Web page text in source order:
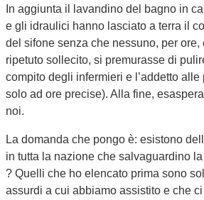
In aggiunta il lavandino del bagno in
e gli idraulici hanno lasciato a terra il
del sifone senza che nessuno, per ore,
ripetuto sollecito, si premurasse di
compito degli infermieri e l’addetto
solo ad ore precise). Alla fine,
noi.
La domanda che pongo è: esistono
in tutta la nazione che salvaguardino
? Quelli che ho elencato prima sono
assurdi a cui abbiamo assistito e che ci